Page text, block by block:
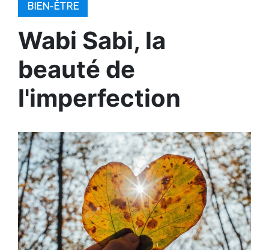
BIEN-ÊTRE
Wabi Sabi, la
beauté de
l'imperfection